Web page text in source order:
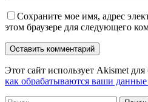
Сохраните мое имя, адрес
этом браузере для следующего
Этот сайт использует Akismet
как обрабатываются ваши